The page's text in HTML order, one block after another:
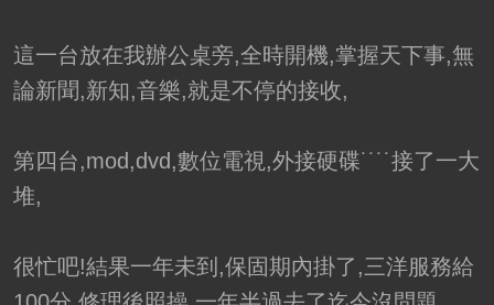
這一台放在我辦公桌旁,全時開機,掌握天下事,無
論新聞,新知,音樂,就是不停的接收,
第四台,mod,dvd,數位電視,外接硬碟˙˙˙˙接了一大
堆,
很忙吧!結果一年未到,保固期內掛了,三洋服務給